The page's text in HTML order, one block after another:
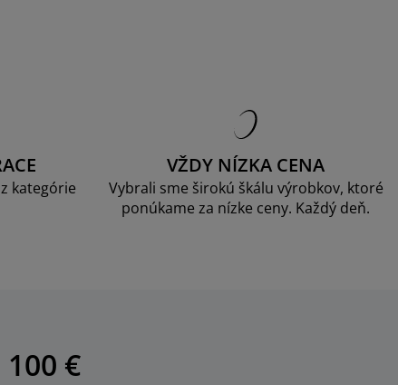
kategórie
VŽDY NÍZKA CENA
Vybrali sme širokú škálu výrobkov, ktoré
ponúkame za nízke ceny. Každý deň.
€